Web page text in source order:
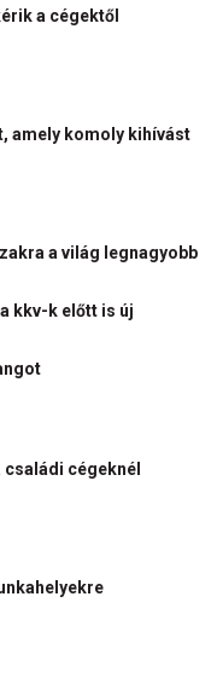
a cégektől
amely komoly kihívást
a világ legnagyobb
kkv-k előtt is új
cégeknél